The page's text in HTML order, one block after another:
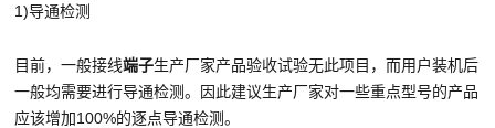
1)导通检测
目前，一般接线端子生产厂家产品验收试验无此项目，而用户装机后
一般均需要进行导通检测。因此建议生产厂家对一些重点型号的产品
应该增加100%的逐点导通检测。